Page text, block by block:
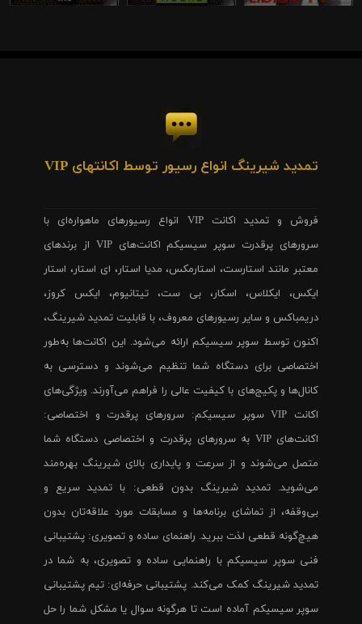
تمدید شیرینگ انواع رسیور توسط اکانتهای VIP
فروش و تمدید اکانت VIP انواع رسیورهای ماهواره‌ای با
سرورهای پرقدرت سوپر سیسیکم اکانت‌های VIP از برندهای
معتبر مانند استارست، استارمکس، مدیا استار، ای استار، استار
ایکس، ایکلاس، اسکار، بی ست، تیتانیوم، ایکس کروز،
دریمباکس و سایر رسیورهای معروف، با قابلیت تمدید شیرینگ،
اکنون توسط سوپر سیسیکم ارائه می‌شود. این اکانت‌ها به‌طور
اختصاصی برای دستگاه شما تنظیم می‌شوند و دسترسی به
کانال‌ها و پکیج‌های با کیفیت عالی را فراهم می‌آورند. ویژگی‌های
اکانت VIP سوپر سیسیکم: سرورهای پرقدرت و اختصاصی:
اکانت‌های VIP به سرورهای پرقدرت و اختصاصی دستگاه شما
متصل می‌شوند و از سرعت و پایداری بالای شیرینگ بهره‌مند
می‌شوید. تمدید شیرینگ بدون قطعی: با تمدید سریع و
بی‌وقفه، از تماشای برنامه‌ها و مسابقات مورد علاقه‌تان بدون
هیچ‌گونه قطعی لذت ببرید. راهنمای ساده و تصویری: پشتیبانی
فنی سوپر سیسیکم با راهنمایی ساده و تصویری، به شما در
تمدید شیرینگ کمک می‌کند. پشتیبانی حرفه‌ای: تیم پشتیبانی
سوپر سیسیکم آماده است تا هرگونه سوال یا مشکل شما را حل